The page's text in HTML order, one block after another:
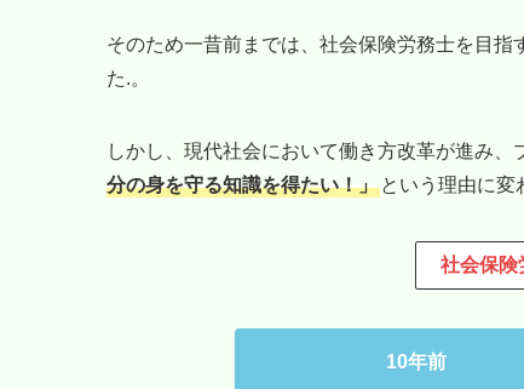
そのため一昔前までは、社会保険労務士を目
た.。
しかし、現代社会において働き方改革が進み
分の身を守る知識を得たい！」 という理由に変
社会保険
10年前